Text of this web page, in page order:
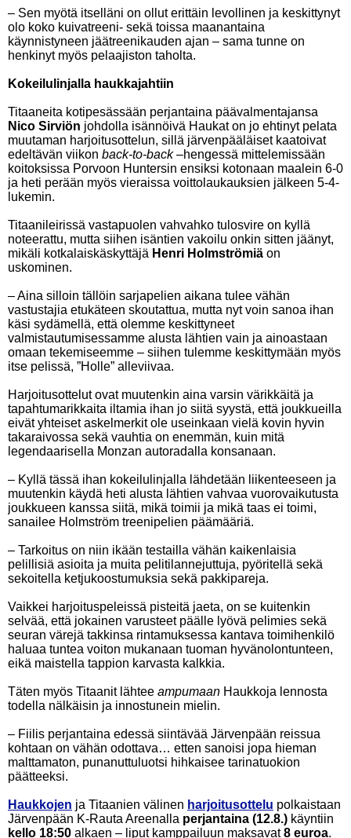
– Sen myötä itselläni on ollut erittäin levollinen ja keskittynyt
olo koko kuivatreeni- sekä toissa maanantaina
käynnistyneen jäätreenikauden ajan – sama tunne on
henkinyt myös pelaajiston taholta.
Kokeilulinjalla haukkajahtiin
Titaaneita kotipesässään perjantaina päävalmentajansa
Nico Sirviön johdolla isännöivä Haukat on jo ehtinyt pelata
muutaman harjoitusottelun, sillä järvenpääläiset kaatoivat
edeltävän viikon back-to-back–hengessä mittelemissään
koitoksissa Porvoon Huntersin ensiksi kotonaan maalein 6-0
ja heti perään myös vieraissa voittolaukauksien jälkeen 5-4-
lukemin.
Titaanileirissä vastapuolen vahvahko tulosvire on kyllä
noteerattu, mutta siihen isäntien vakoilu onkin sitten jäänyt,
mikäli kotkalaiskäskyttäjä Henri Holmströmiä on
uskominen.
– Aina silloin tällöin sarjapelien aikana tulee vähän
vastustajia etukäteen skoutattua, mutta nyt voin sanoa ihan
käsi sydämellä, että olemme keskittyneet
valmistautumisessamme alusta lähtien vain ja ainoastaan
omaan tekemiseemme – siihen tulemme keskittymään myös
itse pelissä, ”Holle” alleviivaa.
Harjoitusottelut ovat muutenkin aina varsin värikkäitä ja
tapahtumarikkaita iltamia ihan jo siitä syystä, että joukkueilla
eivät yhteiset askelmerkit ole useinkaan vielä kovin hyvin
takaraivossa sekä vauhtia on enemmän, kuin mitä
legendaarisella Monzan autoradalla konsanaan.
– Kyllä tässä ihan kokeilulinjalla lähdetään liikenteeseen ja
muutenkin käydä heti alusta lähtien vahvaa vuorovaikutusta
joukkueen kanssa siitä, mikä toimii ja mikä taas ei toimi,
sanailee Holmström treenipelien päämääriä.
– Tarkoitus on niin ikään testailla vähän kaikenlaisia
pelillisiä asioita ja muita pelitilannejuttuja, pyöritellä sekä
sekoitella ketjukoostumuksia sekä pakkipareja.
Vaikkei harjoituspeleissä pisteitä jaeta, on se kuitenkin
selvää, että jokainen varusteet päälle lyövä pelimies sekä
seuran värejä takkinsa rintamuksessa kantava toimihenkilö
haluaa tuntea voiton mukanaan tuoman hyvänolontunteen,
eikä maistella tappion karvasta kalkkia.
Täten myös Titaanit lähtee ampumaan Haukkoja lennosta
todella nälkäisin ja innostunein mielin.
– Fiilis perjantaina edessä siintävää Järvenpään reissua
kohtaan on vähän odottava… etten sanoisi jopa hieman
malttamaton, punanuttuluotsi hihkaisee tarinatuokion
päätteeksi.
Haukkojen ja Titaanien välinen harjoitusottelu polkaistaan
Järvenpään K-Rauta Areenalla perjantaina (12.8.) käyntiin
kello 18:50 alkaen – liput kamppailuun maksavat8 euroa.